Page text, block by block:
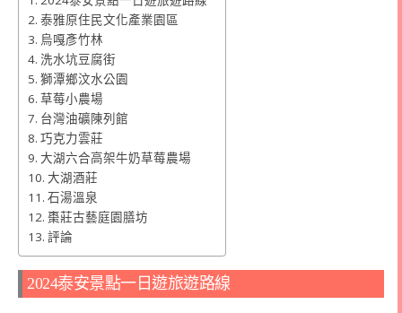
泰雅原住民文化產業園區
烏嘎彥竹林
洗水坑豆腐街
獅潭鄉汶水公園
草莓小農場
台灣油礦陳列館
巧克力雲莊
大湖六合高架牛奶草莓農場
大湖酒莊
石湯溫泉
棗莊古藝庭園膳坊
評論
2024泰安景點一日遊旅遊路線